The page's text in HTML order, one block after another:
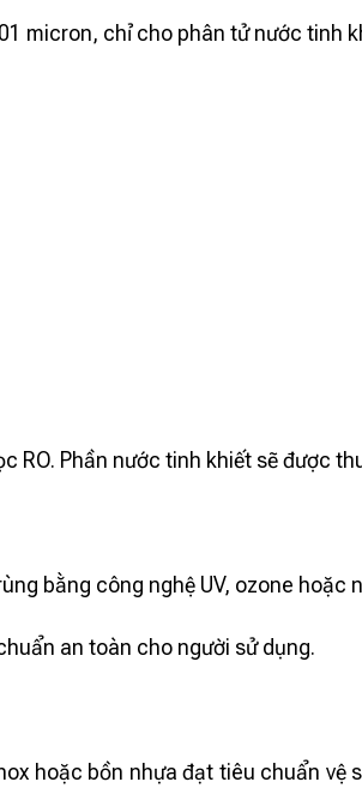
micron, chỉ cho phân tử nước tinh
RO. Phần nước tinh khiết sẽ được
bằng công nghệ UV, ozone hoặc
an toàn cho người sử dụng.
hoặc bồn nhựa đạt tiêu chuẩn vệ